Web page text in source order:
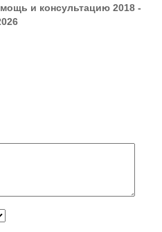
и консультацию 2018 -